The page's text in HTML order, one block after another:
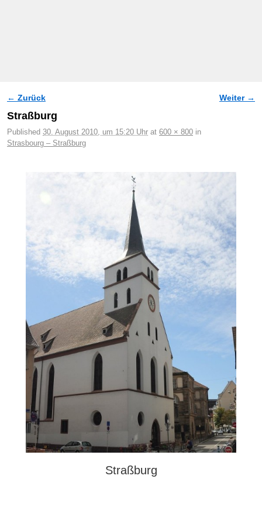
Bilder-Navigation
← Zurück Weiter →
Straßburg
Published 30. August 2010, um 15:20 Uhr at 600 × 800 in
Strasbourg – Straßburg
Straßburg